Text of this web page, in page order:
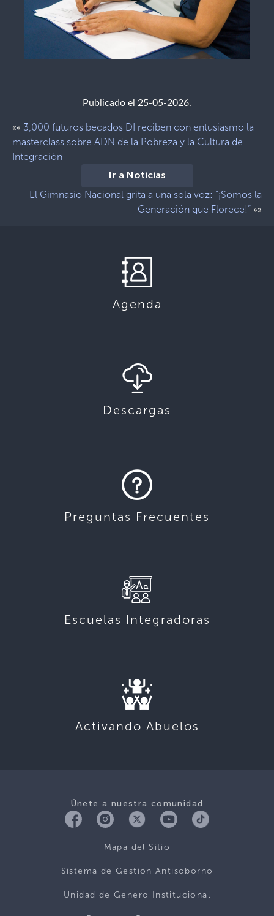
Publicado el 25-05-2026.
«« 3,000 futuros becados DI reciben con entusiasmo la
masterclass sobre ADN de la Pobreza y la Cultura de
Integración
Ir a Noticias
El Gimnasio Nacional grita a una sola voz: “¡Somos la
Generación que Florece!” »»
Agenda
Descargas
Preguntas Frecuentes
Escuelas Integradoras
Activando Abuelos
Únete a nuestra comunidad
Mapa del Sitio
Sistema de Gestión Antisoborno
Unidad de Genero Institucional